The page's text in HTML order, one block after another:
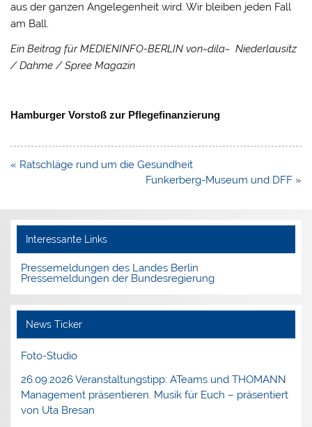
aus der ganzen Angelegenheit wird. Wir bleiben jeden Fall
am Ball.
Ein Beitrag für MEDIENINFO-BERLIN von~dila~ Niederlausitz
/ Dahme / Spree Magazin
Hamburger Vorstoß zur Pflegefinanzierung
Beitragsnavigation
« Ratschläge rund um die Gesundheit
Funkerberg-Museum und DFF »
Interessante Links
Pressemeldungen des Landes Berlin
Pressemeldungen der Bundesregierung
News Ticker
Foto-Studio
26.09.2026 Veranstaltungstipp: ATeams und THOMANN
Management präsentieren. Musik für Euch – präsentiert
von Uta Bresan